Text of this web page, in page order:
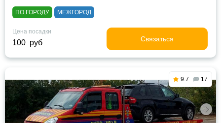
ПО ГОРОДУ МЕЖГОРОД
Цена посадки
100 руб Связаться
9.7 17